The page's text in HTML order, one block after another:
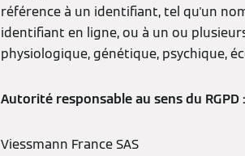
référence à un identifiant, tel qu'un
identifiant en ligne, ou à un ou
physiologique, génétique, psychique,
Autorité responsable au sens du RGPD :
Viessmann France SAS